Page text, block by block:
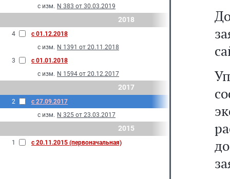
с изм. N 383 от 30.03.2019
2018
4
с 01.12.2018
с изм. N 1391 от 20.11.2018
3
с 01.01.2018
с изм. N 1594 от 20.12.2017
2017
2
с 27.09.2017
с изм. N 325 от 23.03.2017
2015
1 с 20.11.2015 (первоначальная)